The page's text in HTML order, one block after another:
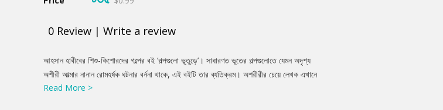
0 Review | Write a review
Product
Summery
আহসান হাবীবের শিশু-কিশোরদের গল্পের বই ‘গল্পগুলো ভূতুড়ে’। সাধারণত ভূতের গল্পগুলোতে যেমন অদৃশ্য
অশীরী আত্মার নানান রোমহর্ষক ঘটনার বর্ননা থাকে, এই বইটি তার ব্যতিক্রম। অশরীরীর চেয়ে লেখক এখানে
অনেকটাই বিজ্ঞানমনস্ক গল্পের ঝাঁপি খূলেছেন। আপাতত দৃষ্টিতে গল্পগুলো ভূতুড়ে গল্পের মতো মনে হলে এর
Read More >